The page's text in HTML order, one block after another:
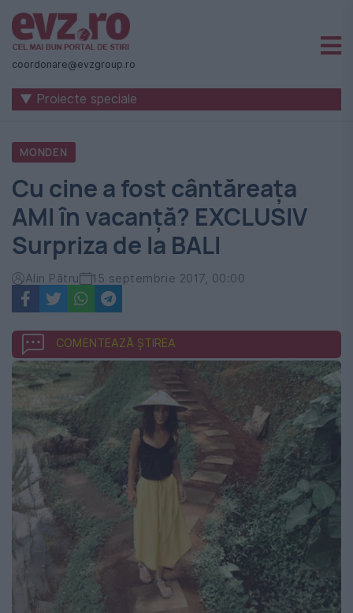
Știri
naționale
internaționale
România
-
Evenimentul
Zilei
coordonare@evzgroup.ro
▼ Proiecte speciale
MONDEN
Cu cine a fost cântăreața
AMI în vacanță? EXCLUSIV
Surpriza de la BALI
Alin Pătru 15 septembrie 2017, 00:00
COMENTEAZĂ ȘTIREA